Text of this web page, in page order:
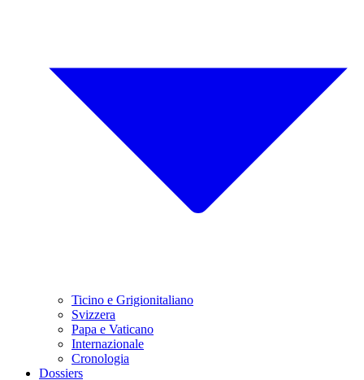
Ticino e Grigionitaliano
Svizzera
Papa e Vaticano
Internazionale
Cronologia
Dossiers